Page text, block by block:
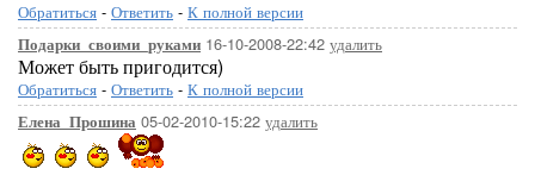
Обратиться - Ответить - К полной версии
Подарки_своими_руками 16-10-2008-22:42 удалить
Может быть пригодится)
Обратиться - Ответить - К полной версии
Елена_Прошина 05-02-2010-15:22 удалить